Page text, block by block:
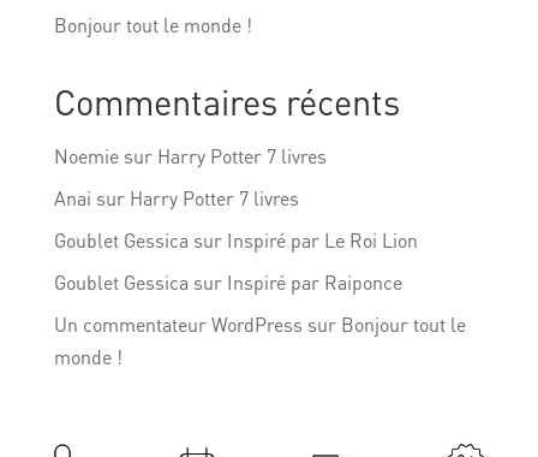
Bonjour tout le monde !
Commentaires récents
Noemiesur Harry Potter 7 livres
Anai sur Harry Potter 7 livres
Goublet Gessica sur Inspiré par Le Roi Lion
Goublet Gessica sur Inspiré par Raiponce
Un commentateur WordPress sur Bonjour tout le
monde !